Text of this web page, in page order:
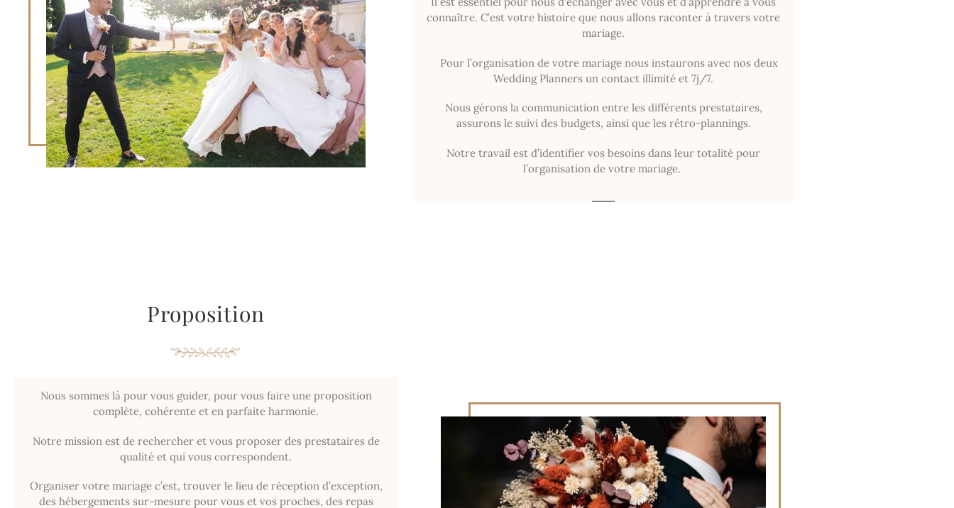
connaître. C’est votre histoire que nous allons raconter à travers votre
mariage.
Pour l’organisation de votre mariage nous instaurons avec nos deux
Wedding Planners un contact illimité et 7j/7.
Nous gérons la communication entre les différents prestataires,
assurons le suivi des budgets, ainsi que les rétro-plannings.
Notre travail est d’identifier vos besoins dans leur totalité pour
l’organisation de votre mariage.
Proposition
Nous sommes là pour vous guider, pour vous faire une proposition
complète, cohérente et en parfaite harmonie.
Notre mission est de rechercher et vous proposer des prestataires de
qualité et qui vous correspondent.
Organiser votre mariage c’est, trouver le lieu de réception d’exception,
des hébergements sur-mesure pour vous et vos proches, des repas